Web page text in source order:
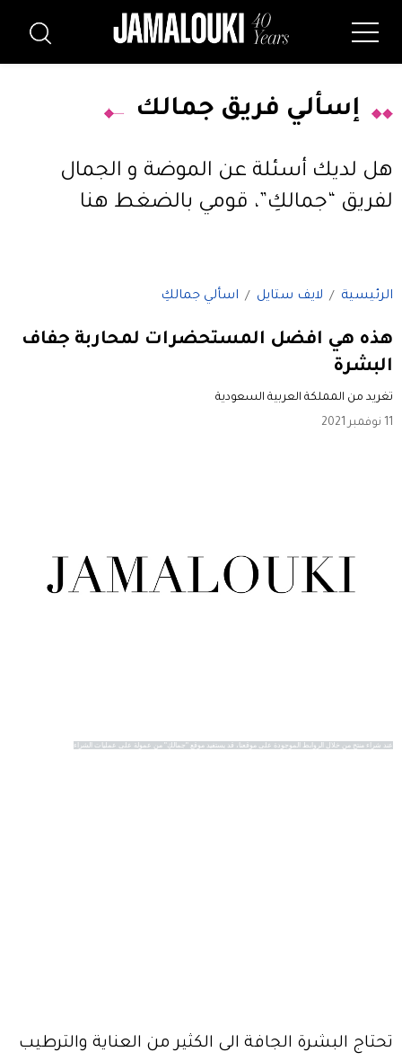
إسألي فريق جمالك
هل لديك أسئلة عن الموضة و الجمال
لفريق “جمالكِ”، قومي بالضغط هنا
الرئيسية لايف ستايل اسألي جمالكِ
هذه هي افضل المستحضرات لمحاربة جفاف
البشرة
تغريد من المملكة العربية السعودية
11 نوفمبر 2021
عند شراء منتج من خلال الروابط الموجودة على موقعنا، قد يستفيد موقع "جمالكِ" من عمولة على عمليات الشراء
تحتاج البشرة الجافة الى الكثير من العناية والترطيب